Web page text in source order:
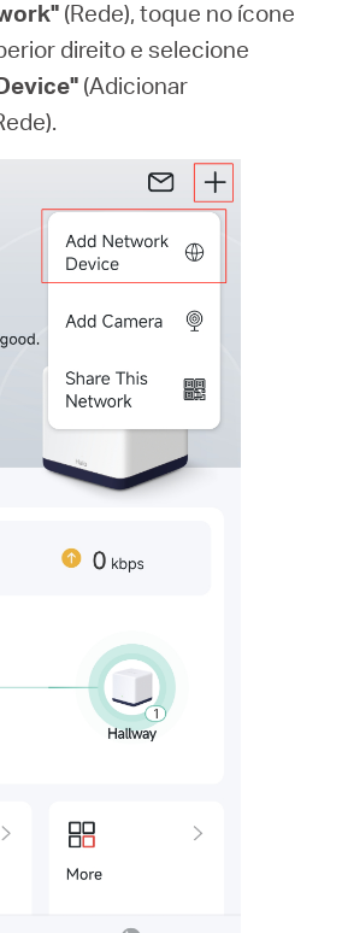
(Rede), toque no ícone
direito e selecione
(Adicionar